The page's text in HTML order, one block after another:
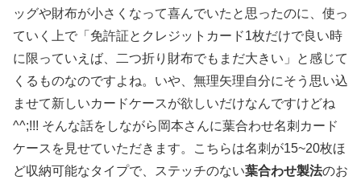
ッグや財布が小さくなって喜んでいたと思ったのに、使っ
ていく上で「免許証とクレジットカード1枚だけで良い時
に限っていえば、二つ折り財布でもまだ大きい」と感じて
くるものなのですよね。いや、無理矢理自分にそう思い込
ませて新しいカードケースが欲しいだけなんですけどね
^^;!!! そんな話をしながら岡本さんに葉合わせ名刺カード
ケースを見せていただきます。こちらは名刺が15~20枚ほ
ど収納可能なタイプで、ステッチのない葉合わせ製法のお